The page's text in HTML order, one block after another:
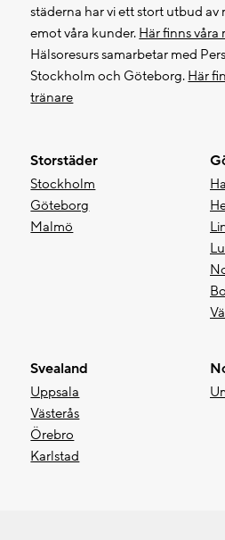
städerna har vi ett stort utbud av
emot våra kunder. Här finns våra
Hälsoresurs samarbetar med
Stockholm och Göteborg. Här
tränare
Storstäder
Stockholm
Göteborg
Malmö
Svealand
Uppsala
Västerås
Örebro
Karlstad